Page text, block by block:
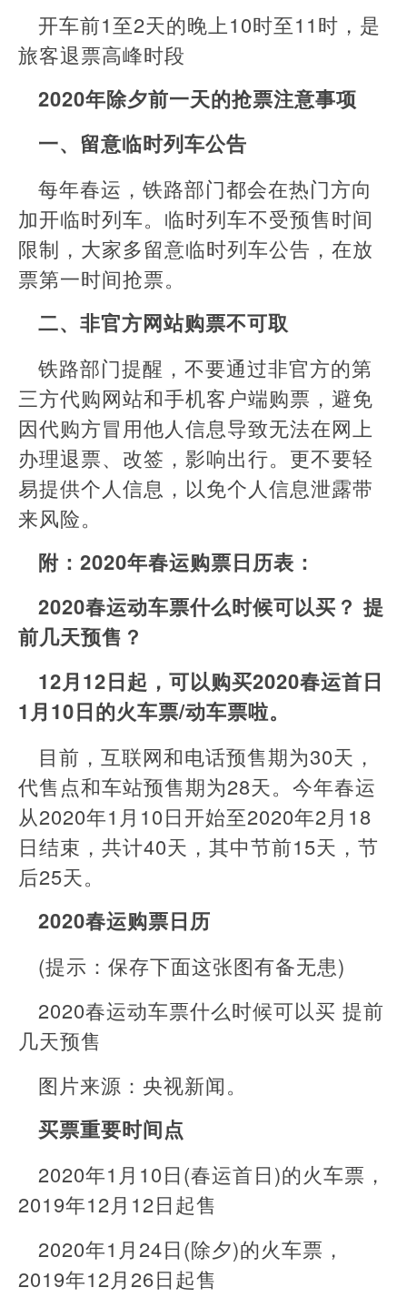
开车前1至2天的晚上10时至11时，是
旅客退票高峰时段
2020年除夕前一天的抢票注意事项
一、留意临时列车公告
每年春运，铁路部门都会在热门方向
加开临时列车。临时列车不受预售时间
限制，大家多留意临时列车公告，在放
票第一时间抢票。
二、非官方网站购票不可取
铁路部门提醒，不要通过非官方的第
三方代购网站和手机客户端购票，避免
因代购方冒用他人信息导致无法在网上
办理退票、改签，影响出行。更不要轻
易提供个人信息，以免个人信息泄露带
来风险。
附：2020年春运购票日历表：
2020春运动车票什么时候可以买？ 提
前几天预售？
12月12日起，可以购买2020春运首日
1月10日的火车票/动车票啦。
目前，互联网和电话预售期为30天，
代售点和车站预售期为28天。今年春运
从2020年1月10日开始至2020年2月18
日结束，共计40天，其中节前15天，节
后25天。
2020春运购票日历
(提示：保存下面这张图有备无患)
2020春运动车票什么时候可以买 提前
几天预售
图片来源：央视新闻。
买票重要时间点
2020年1月10日(春运首日)的火车票，
2019年12月12日起售
2020年1月24日(除夕)的火车票，
2019年12月26日起售